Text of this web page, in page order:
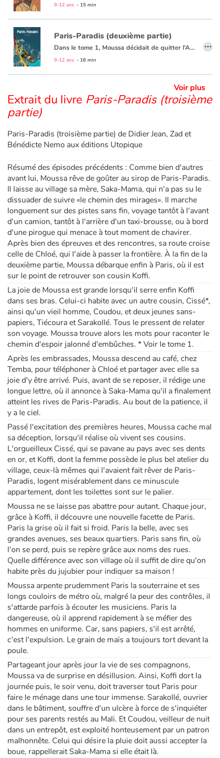
9-12 ans - 15 min
Paris-Paradis (deuxième partie)
Dans le tome 1, Moussa décidait de quitter l’Afrique pour « Paris-Paradis », malgré les réticences de Saka-Mama, sa mère.
9-12 ans - 16 min
…
Voir plus
Extrait du livre Paris-Paradis (troisième
partie)
Paris-Paradis (troisième partie) de Didier Jean, Zad et
Bénédicte Nemo aux éditions Utopique
Résumé des épisodes précédents : Comme bien d'autres
avant lui, Moussa rêve de goûter au sirop de Paris-Paradis.
Il laisse au village sa mère, Saka-Mama, qui n'a pas su le
dissuader de suivre «le chemin des mirages». Il marche
longuement sur des pistes sans fin, voyage tantôt à l'avant
d'un camion, tantôt à l'arrière d'un taxi-brousse, ou à bord
d'une pirogue qui menace à tout moment de chavirer.
Après bien des épreuves et des rencontres, sa route croise
celle de Chloé, qui l'aide à passer la frontière. À la fin de la
deuxième partie, Moussa débarque enfin à Paris, où il est
sur le point de retrouver son cousin Koffi.
La joie de Moussa est grande lorsqu'il serre enfin Koffi
dans ses bras. Celui-ci habite avec un autre cousin, Cissé*,
ainsi qu'un vieil homme, Coudou, et deux jeunes sans-
papiers, Tiécoura et Sarakollé. Tous le pressent de relater
son voyage. Moussa trouve alors les mots pour raconter le
chemin d'espoir jalonné d'embûches. * Voir le tome 1.
Après les embrassades, Moussa descend au café, chez
Temba, pour téléphoner à Chloé et partager avec elle sa
joie d'y être arrivé. Puis, avant de se reposer, il rédige une
longue lettre, où il annonce à Saka-Mama qu'il a finalement
atteint les rives de Paris-Paradis. Au bout de la patience, il
y a le ciel.
Passé l'excitation des premières heures, Moussa cache mal
sa déception, lorsqu'il réalise où vivent ses cousins.
L'orgueilleux Cissé, qui se pavane au pays avec ses dents
en or, et Koffi, dont la femme possède le plus bel atelier du
village, ceux-là mêmes qui l'avaient fait rêver de Paris-
Paradis, logent misérablement dans ce minuscule
appartement, dont les toilettes sont sur le palier.
Moussa ne se laisse pas abattre pour autant. Chaque jour,
grâce à Koffi, il découvre une nouvelle facette de Paris.
Paris la grise où il fait si froid. Paris la belle, avec ses
grandes avenues, ses beaux quartiers. Paris sans fin, où
l'on se perd, puis se repère grâce aux noms des rues.
Quelle différence avec son village où il suffit de dire qu'on
habite près du jujubier pour indiquer sa maison !
Moussa arpente prudemment Paris la souterraine et ses
longs couloirs de métro où, malgré la peur des contrôles, il
s'attarde parfois à écouter les musiciens. Paris la
dangereuse, où il apprend rapidement à se méfier des
hommes en uniforme. Car, sans papiers, s'il est arrêté,
c'est l'expulsion. Le grain de maïs a toujours tort devant la
poule.
Partageant jour après jour la vie de ses compagnons,
Moussa va de surprise en désillusion. Ainsi, Koffi dort la
journée puis, le soir venu, doit traverser tout Paris pour
faire le ménage dans une tour immense. Sarakollé, ouvrier
dans le bâtiment, souffre d'un ulcère à force de s'inquiéter
pour ses parents restés au Mali. Et Coudou, veilleur de nuit
dans un entrepôt, est exploité honteusement par un patron
malhonnête. Celui qui désire la pluie doit aussi accepter la
boue, rappellerait Saka-Mama si elle était là.